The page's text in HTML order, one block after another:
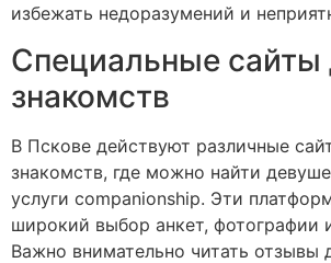
избежать недоразумений и
Специальные сайты
знакомств
В Пскове действуют различные
знакомств, где можно найти
услуги companionship. Эти
широкий выбор анкет, фотографии
Важно внимательно читать отзывы